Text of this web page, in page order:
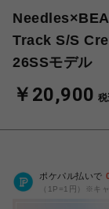
Track S/S
26SSモデル
￥20,900
ポケパル払いで
（1P=1円）※キ